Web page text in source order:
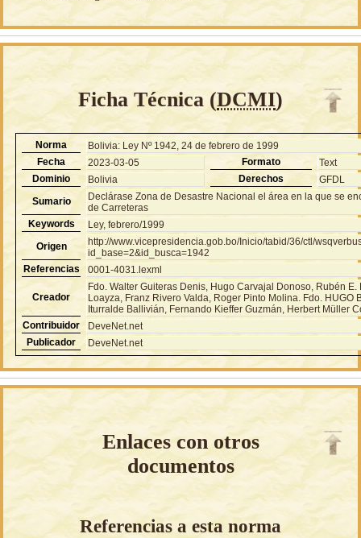
Ficha Técnica (DCMI)
Norma
Bolivia: Ley Nº 1942, 24 de febrero de 1999
Fecha
2023-03-05 Formato
Text
Dominio
Bolivia Derechos
GFDL
Sumario
Declárase Zona de Desastre Nacional el área en la que se
de Carreteras
Keywords
Ley, febrero/1999
Origen
http://www.vicepresidencia.gob.bo/Inicio/tabid/36/ctl/
id_base=2&id_busca=1942
Referencias
0001-4031.lexml
Creador
Fdo. Walter Guiteras Denis, Hugo Carvajal Donoso, Rubén
Loayza, Franz Rivero Valda, Roger Pinto Molina. Fdo. HUGO
Iturralde Ballivián, Fernando Kieffer Guzmán, Herbert Müller
Contribuidor
DeveNet.net
Publicador
DeveNet.net
Enlaces con otros
documentos
Referencias a esta norma